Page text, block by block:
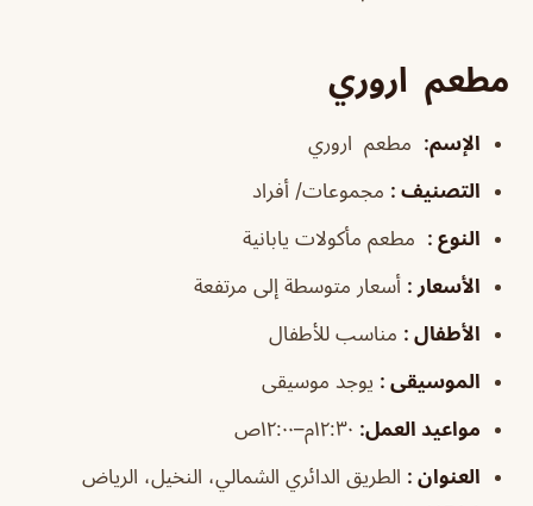
مطعم اروري
الإسم: مطعم اروري
التصنيف : مجموعات/ أفراد
النوع : مطعم مأكولات يابانية
الأسعار : أسعار متوسطة إلى مرتفعة
الأطفال : مناسب للأطفال
الموسيقى : يوجد موسيقى
مواعيد العمل:
العنوان : الطريق الدائري الشمالي، النخيل، الرياض